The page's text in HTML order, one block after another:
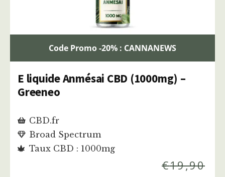
Code Promo -20% : CANNANEWS
E liquide Anmésai CBD (1000mg) –
Greeneo
CBD.fr
Broad Spectrum
Taux CBD : 1000mg
€19,90